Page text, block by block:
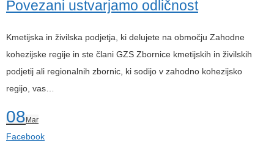
Povezani ustvarjamo odličnost
Kmetijska in živilska podjetja, ki delujete na območju Zahodne
kohezijske regije in ste člani GZS Zbornice kmetijskih in živilskih
podjetij ali regionalnih zbornic, ki sodijo v zahodno kohezijsko
regijo, vas…
08 Mar
Facebook